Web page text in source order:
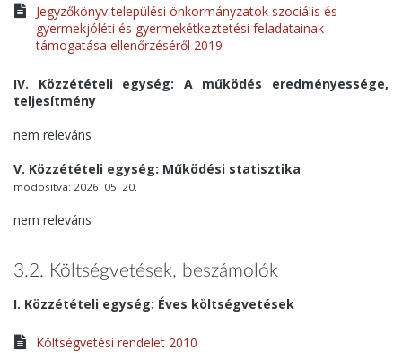
Jegyzőkönyv települési önkormányzatok szociális és
gyermekjóléti és gyermekétkeztetési feladatainak
támogatása ellenőrzéséről 2019
IV. Közzétételi egység: A működés eredményessége,
teljesítmény
nem releváns
V. Közzétételi egység: Működési statisztika
módosítva: 2026. 05. 20.
nem releváns
3.2. Költségvetések, beszámolók
I. Közzétételi egység: Éves költségvetések
Költségvetési rendelet 2010